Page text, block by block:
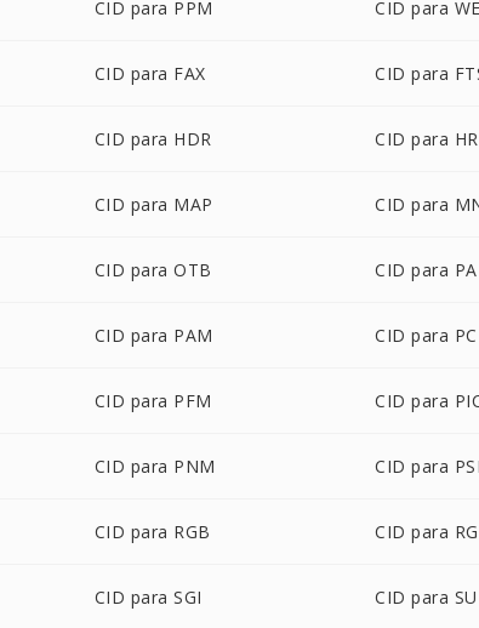
CID para PPM CID para
CID para FAX CID para
CID para HDR CID para
CID para MAP CID para
CID para OTB CID para
CID para PAM CID para
CID para PFM CID para
CID para PNM CID para
CID para RGB CID para
CID para SGI CID para